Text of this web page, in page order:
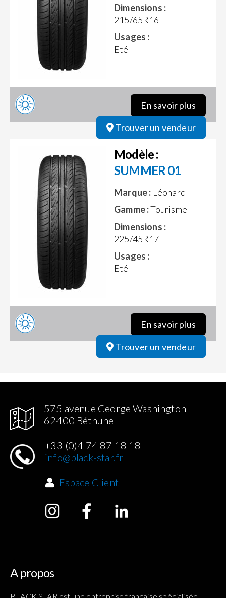
Dimensions :
215/65R16
Usages :
Eté
En savoir plus
Trouver un vendeur
Modèle :
SUMMER 01
Marque : Léonard
Gamme :Tourisme
Dimensions :
225/45R17
Usages :
Eté
En savoir plus
Trouver un vendeur
575 avenue George Washington
62400 Béthune
+33 (0)4 74 87 18 18
info@black-star.fr
Espace Client
A propos